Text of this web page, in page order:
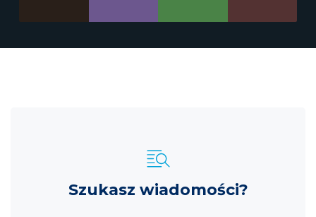
Szukasz wiadomości?